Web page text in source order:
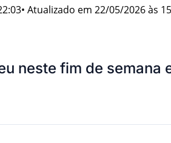
• Atualizado em 22/05/2026 às
neste fim de